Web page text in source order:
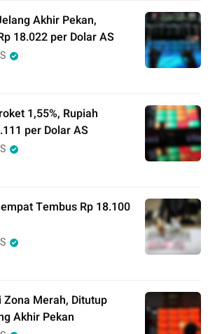
Akhir Pekan,
18.022 per Dolar AS
1,55%, Rupiah
per Dolar AS
Tembus Rp 18.100
Zona Merah, Ditutup
Akhir Pekan